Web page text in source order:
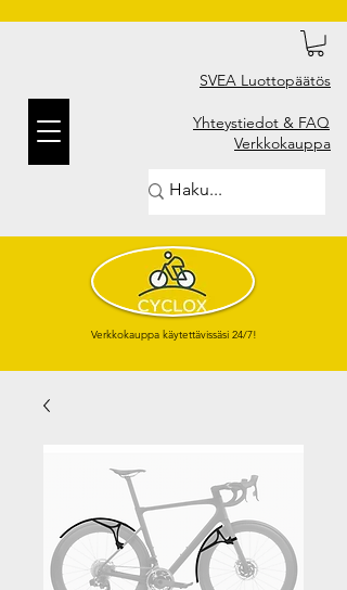
SVEA Luottopäätös
Yhteystiedot & FAQ
Verkkokauppa
Verkkokauppa käytettävissäsi 24/7!